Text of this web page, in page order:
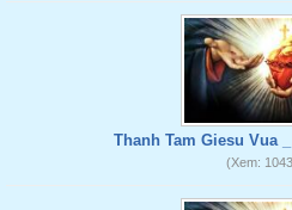
Thanh Tam Giesu Vua
(Xem: